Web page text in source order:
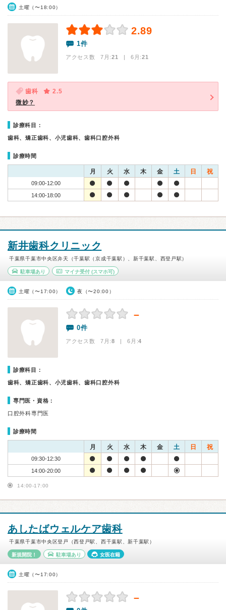
土曜（〜18:00）
2.89
1件
アクセス数 7月:21 | 6月:21
歯科
2.5
微妙？
診療科目：
歯科、矯正歯科、小児歯科、歯科口腔外科
診療時間
月 火 水 木 金 土 日 祝
09:00-12:00
14:00-18:00
新井歯科クリニック
千葉県千葉市中央区弁天（千葉駅（京成千葉駅）、新千葉駅、西登戸駅）
駐車場あり マイナ受付(スマホ可)
土曜（〜17:00） 夜（〜20:00）
－
0件
アクセス数 7月:8 | 6月:4
診療科目：
歯科、矯正歯科、小児歯科、歯科口腔外科
専門医・資格：
口腔外科専門医
診療時間
月 火 水 木 金 土 日 祝
09:30-12:30
14:00-20:00
14:00-17:00
あしたばウェルケア歯科
千葉県千葉市中央区登戸（西登戸駅、西千葉駅、新千葉駅）
新規開院！ 駐車場あり 女医在籍
土曜（〜17:00）
－